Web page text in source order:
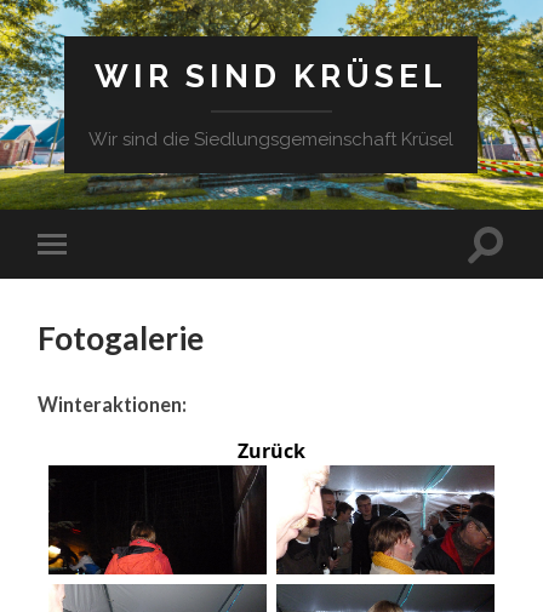
WIR SIND KRÜSEL
Wir sind die Siedlungsgemeinschaft Krüsel
Fotogalerie
Winteraktionen:
Zurück